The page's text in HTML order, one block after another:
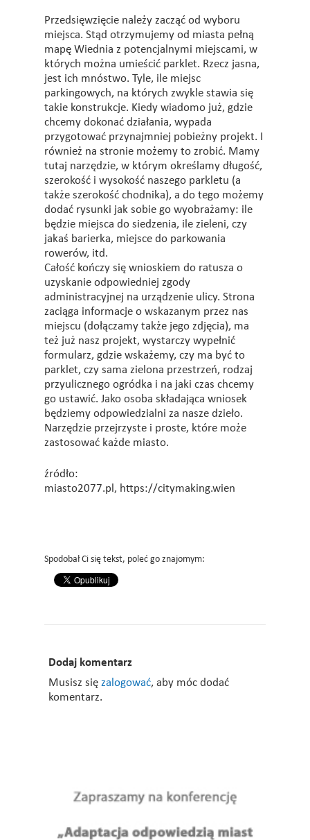
Przedsięwzięcie należy zacząć od wyboru
miejsca. Stąd otrzymujemy od miasta pełną
mapę Wiednia z potencjalnymi miejscami, w
których można umieścić parklet. Rzecz jasna,
jest ich mnóstwo. Tyle, ile miejsc
parkingowych, na których zwykle stawia się
takie konstrukcje. Kiedy wiadomo już, gdzie
chcemy dokonać działania, wypada
przygotować przynajmniej pobieżny projekt. I
również na stronie możemy to zrobić. Mamy
tutaj narzędzie, w którym określamy długość,
szerokość i wysokość naszego parkletu (a
także szerokość chodnika), a do tego możemy
dodać rysunki jak sobie go wyobrażamy: ile
będzie miejsca do siedzenia, ile zieleni, czy
jakaś barierka, miejsce do parkowania
rowerów, itd.
Całość kończy się wnioskiem do ratusza o
uzyskanie odpowiedniej zgody
administracyjnej na urządzenie ulicy. Strona
zaciąga informacje o wskazanym przez nas
miejscu (dołączamy także jego zdjęcia), ma
też już nasz projekt, wystarczy wypełnić
formularz, gdzie wskażemy, czy ma być to
parklet, czy sama zielona przestrzeń, rodzaj
przyulicznego ogródka i na jaki czas chcemy
go ustawić. Jako osoba składająca wniosek
będziemy odpowiedzialni za nasze dzieło.
Narzędzie przejrzyste i proste, które może
zastosować każde miasto.
źródło:
miasto2077.pl, https://citymaking.wien
Spodobał Ci się tekst, poleć go znajomym:
Dodaj komentarz
Musisz się zalogować, aby móc dodać
komentarz.